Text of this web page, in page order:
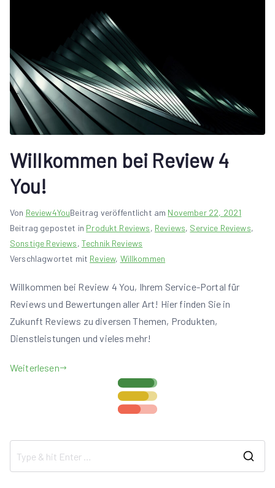
Willkommen bei Review 4
You!
Von Review4YouBeitrag veröffentlicht am November 22, 2021
Beitrag gepostet in Produkt Reviews, Reviews, Service Reviews,
Sonstige Reviews, Technik Reviews
Verschlagwortet mit Review, Willkommen
Willkommen bei Review 4 You, Ihrem Service-Portal für
Reviews und Bewertungen aller Art! Hier finden Sie in
Zukunft Reviews zu diversen Themen, Produkten,
Dienstleistungen und vieles mehr!
Weiterlesen